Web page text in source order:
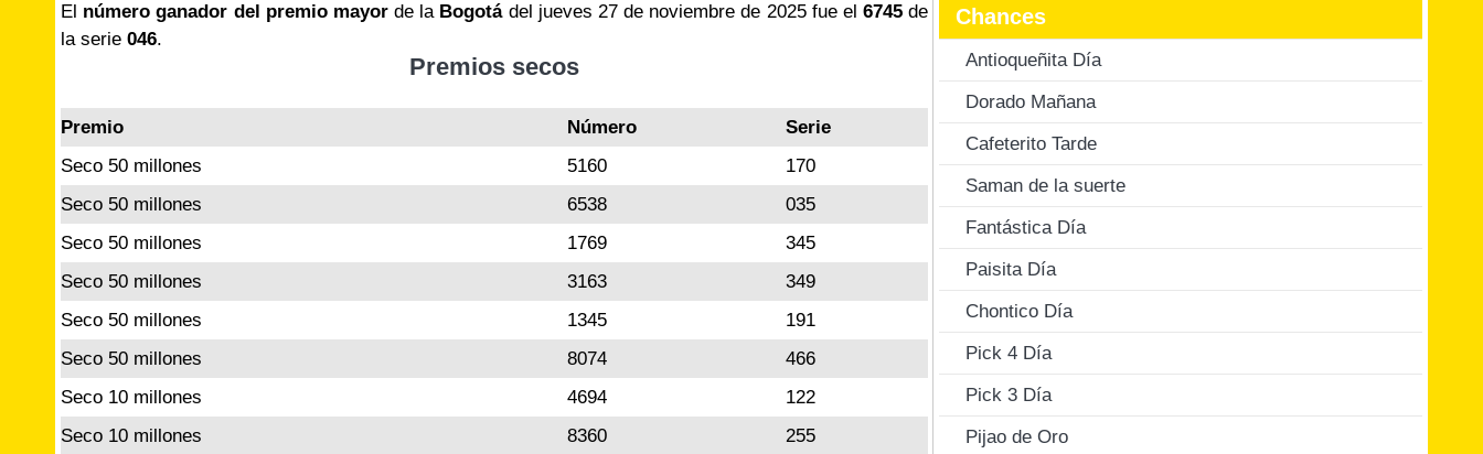
El número ganador del premio mayorde la Bogotádel jueves 27 de noviembre de 2025 fue el6745 de
la serie 046.
Premios secos
Premio Número
Serie
Seco 50 millones
5160
170
Seco 50 millones
6538
035
Seco 50 millones
1769
345
Seco 50 millones
3163
349
Seco 50 millones
1345
191
Seco 50 millones
8074
466
Seco 10 millones
4694
122
Seco 10 millones
8360
255
Chances
Antioqueñita Día
Dorado Mañana
Cafeterito Tarde
Saman de la suerte
Fantástica Día
Paisita Día
Chontico Día
Pick 4 Día
Pick 3 Día
Pijao de Oro